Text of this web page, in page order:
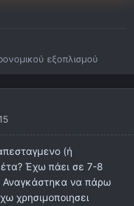
εξοπλισμού
(ή
Έχω πάει σε 7-8
Αναγκάστηκα να πάρω
χρησιμοποιησει